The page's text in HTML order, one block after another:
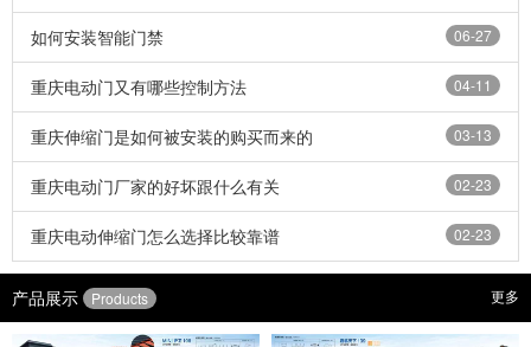
06-27
如何安装智能门禁
04-11
重庆电动门又有哪些控制方法
03-13
重庆伸缩门是如何被安装的购买而来的
02-23
重庆电动门厂家的好坏跟什么有关
02-23
重庆电动伸缩门怎么选择比较靠谱
产品展示 Products 更多